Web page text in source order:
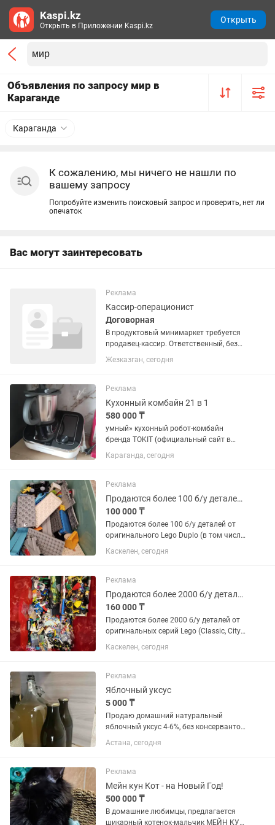
Объявления по запросу мир в
Караганде
Караганда
К сожалению, мы ничего не нашли по
вашему запросу
Попробуйте изменить поисковый запрос и проверить, нет ли
опечаток
Вас могут заинтересовать
Реклама
Кассир-операционист
Договорная
В продуктовый минимаркет требуется
продавец-кассир. Ответственный, без
вредных привычек. Со знанием
программы UMAG. Приемка товара,
График: 2/2 Режим. 09.00-21.00...
Жезказган, сегодня
Реклама
Кухонный комбайн 21 в 1
580 000 ₸
умный» кухонный робот-комбайн
бренда TOKIT (официальный сайт в
Казахстане — ).Это премиальный
многофункциональный кухонный
десятков приборов.Основные
особенности...
Караганда, сегодня
Реклама
Продаются более 100 б/у деталей от оригинального Lego Duplo
100 000 ₸
Продаются более 100 б/у деталей от
оригинального Lego Duplo (в том числе
железная дорога с работающим
локомотивом). Все детали в оригинале
время находятся в квартире...
Каскелен, сегодня
Реклама
Продаются более 2000 б/у деталей от оригинальных серий Lego
160 000 ₸
Продаются более 2000 б/у деталей от
оригинальных серий Lego (Classic, City,
Creator, Ninjago, Marvel, DOTS, Friends,
Technic, Speed Champions, Minecraft,
оригинальные...
Каскелен, сегодня
Реклама
Яблочный уксус
5 000 ₸
Продаю домашний натуральный
яблочный уксус 4-6%, без консервантов
и тяжелых металлов, без ГМО, без
красителей,собственного
ферментации стоял 3 месяца,
целебный....
Астана, сегодня
Реклама
Мейн кун Кот - на Новый Год!
500 000 ₸
В домaшниe любимцы, пpедлaгaется
шикaрный котенoк-мальчик МЕЙН КУН
Kaspi.kz
Открыть в Приложении Kaspi.kz
Открыть